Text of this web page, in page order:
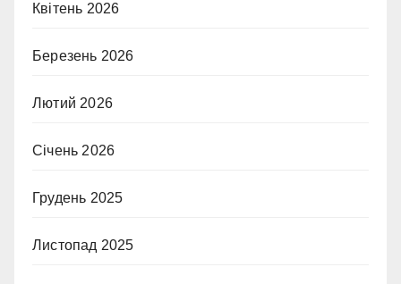
Квітень 2026
Березень 2026
Лютий 2026
Січень 2026
Грудень 2025
Листопад 2025